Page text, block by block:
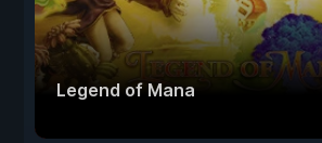
Legend of Mana